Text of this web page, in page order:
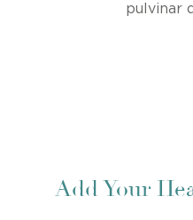
pulvinar
Add Your